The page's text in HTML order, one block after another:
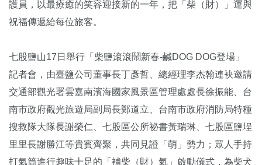
護員，以最療癒的笑容迎接新的一年，把「柴（財）」運與
祝福傳遞給每位旅客。
七股鹽山17日舉行「柴鹽滾滾鬧新春-鹹DOG DOG登場」
記者會，由臺鹽公司董事長丁彥哲、總經理李杰翰連袂邀請
交通部觀光署雲嘉南濱海國家風景區管理處處長徐振能、台
南市政府觀光旅遊局副局長鄭道立、台南市政府消防局特種
搜救隊大隊長謝榮仁、七股區公所祕書黃瑞琳、七股區鹽埕
里里長謝勝江等貴賓齊聚，共同見證「萌」勢力；眾人手持
打氣筒進行趣味十足的「補柴（財）氣」啟動儀式，為柴犬